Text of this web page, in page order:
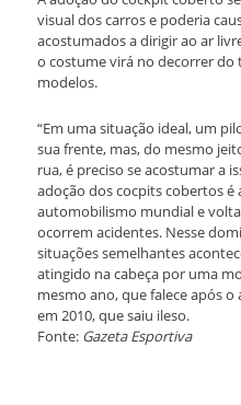
visual dos carros e poderia
acostumados a dirigir ao ar
o costume virá no decorrer do
modelos.
“Em uma situação ideal, um
sua frente, mas, do mesmo
rua, é preciso se acostumar a
adoção dos cocpits cobertos
automobilismo mundial e
ocorrem acidentes. Nesse
situações semelhantes
atingido na cabeça por uma
mesmo ano, que falece após
em 2010, que saiu ileso.
Fonte:Gazeta Esportiva